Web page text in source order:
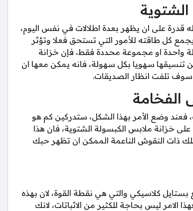
قدرة على ان يظهر بعدة اطلالات في نفس اليوم،
كل طاقته للأمور التي تستحق فعلا وتؤثر
واحدة او مجموعة محددة فقط، فإن خزانة
سهويا بكل سهولة، فانه يمكن معها ان
سوف تلفت انظار الصديقات.
الفخامة
فعند وضع الأمر بهذا الشكل، ستدركين كم هو
على خزانة ملابس الكبسولة الشتوية، فان هذا
ذات النقوش الناعمة الممكن ان تظهر حبك
كلاسيكي والتي هي نقطة القوة، لان بهذه
ليس بحاجة للكثير من الاثباتات، لانك